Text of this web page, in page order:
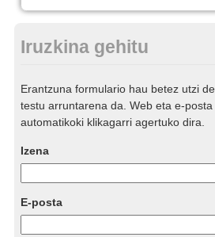
Iruzkina gehitu
Erantzuna formulario hau betez utzi
testu arruntarena da. Web eta e-
automatikoki klikagarri agertuko dira.
Izena
E-posta